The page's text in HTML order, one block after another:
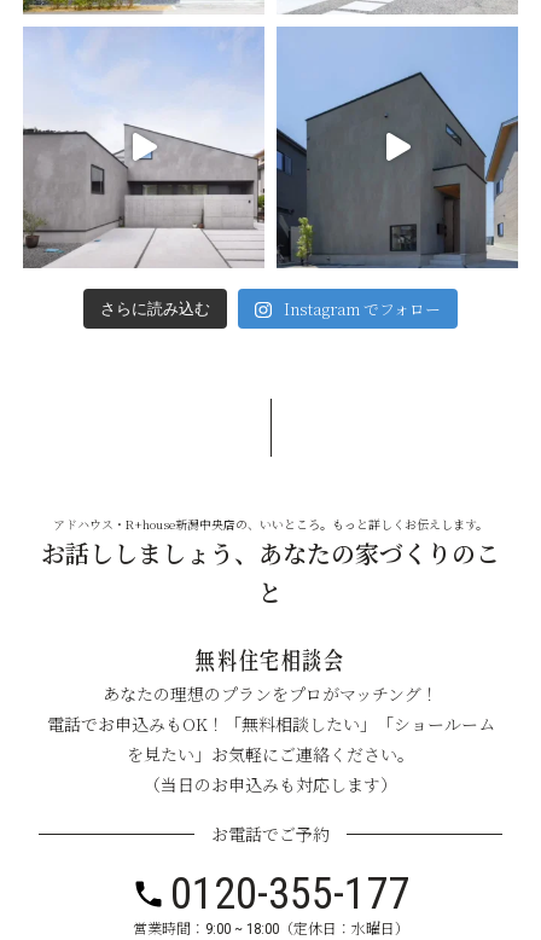
さらに読み込む Instagram でフォロー
アドハウス・R+house新潟中央店の、いいところ。もっと詳しくお伝えします。
お話ししましょう、あなたの家づくりのこ
と
無料住宅相談会
あなたの理想のプランをプロがマッチング！
電話でお申込みもOK！「無料相談したい」「ショールーム
を見たい」お気軽にご連絡ください。
（当日のお申込みも対応します）
お電話でご予約
0120-355-177
営業時間：9:00 ~ 18:00（定休日：水曜日）